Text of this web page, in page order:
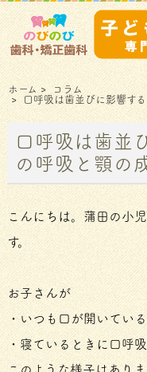
ホーム >
コラム
>
口呼吸は歯並びに影響す
口呼吸は歯並
の呼吸と顎の
こんにちは。蒲田の小
す。
お子さんが
・いつも口が開いている
・寝ているときに口呼